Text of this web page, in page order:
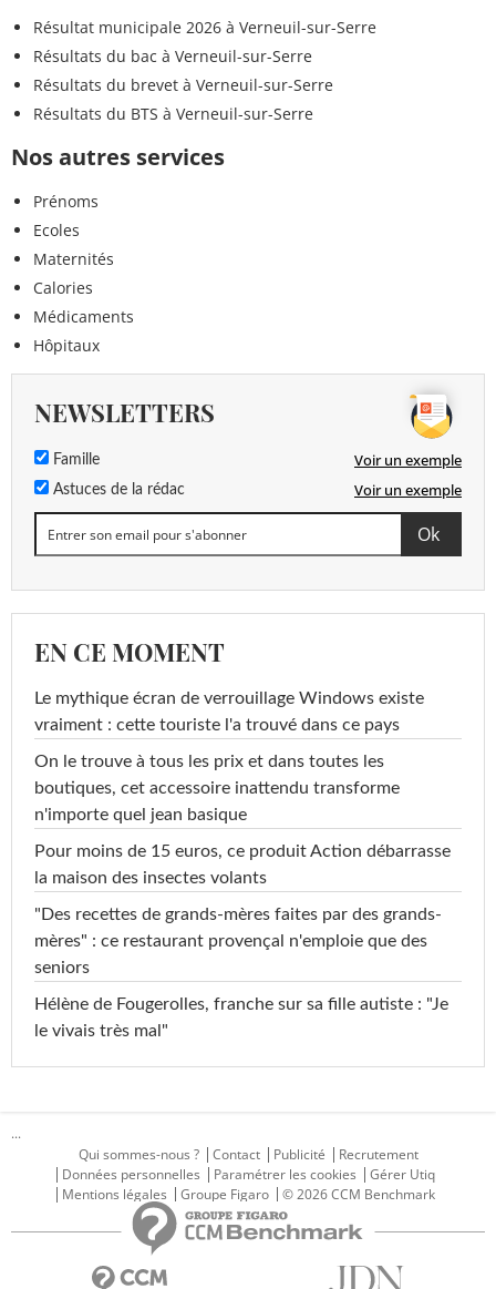
Résultat municipale 2026 à Verneuil-sur-Serre
Résultats du bac à Verneuil-sur-Serre
Résultats du brevet à Verneuil-sur-Serre
Résultats du BTS à Verneuil-sur-Serre
Nos autres services
Prénoms
Ecoles
Maternités
Calories
Médicaments
Hôpitaux
NEWSLETTERS
Famille Voir un exemple
Astuces de la rédac Voir un exemple
EN CE MOMENT
Le mythique écran de verrouillage Windows existe
vraiment : cette touriste l'a trouvé dans ce pays
On le trouve à tous les prix et dans toutes les
boutiques, cet accessoire inattendu transforme
n'importe quel jean basique
Pour moins de 15 euros, ce produit Action débarrasse
la maison des insectes volants
"Des recettes de grands-mères faites par des grands-
mères" : ce restaurant provençal n'emploie que des
seniors
Hélène de Fougerolles, franche sur sa fille autiste : "Je
le vivais très mal"
...
Qui sommes-nous ?
Contact Publicité
Recrutement
Données personnelles
Paramétrer les cookies
Gérer Utiq
Mentions légales
Groupe Figaro © 2026 CCM Benchmark